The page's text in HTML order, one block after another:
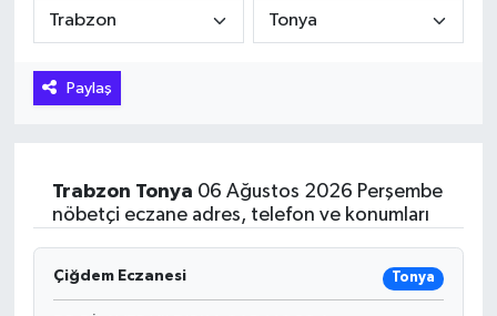
Paylaş
Trabzon Tonya 06 Ağustos 2026 Perşembe
nöbetçi eczane adres, telefon ve konumları
Çiğdem Eczanesi Tonya
Hakkari Haber
İLGİNÇ HABERLER
KÜLTÜR SANAT
MAGAZİN